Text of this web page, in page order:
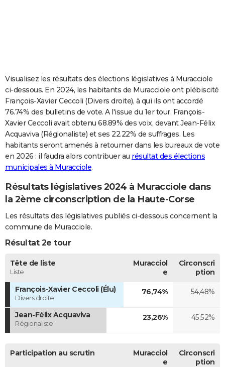
Carte de Noël
Carte Bonne année
Carte Saint-Valentin
Carte Pâques
Carte d'anniversaire
DICTIONNAIRE
Dictionnaire
Biographies
Citations
Expressions
Proverbes
PROGRAMME TV
COPAINS D'AVANT
S'inscrire
Se connecter
Lycées
Collèges
Primaires
Universités
Entreprises
Service militaire
Avis de recherche
AVIS DE DÉCÈS
Visualisez les résultats des élections législatives à Muracciole
ci-dessous. En 2024, les habitants de Muracciole ont plébiscité
François-Xavier Ceccoli (Divers droite), à qui ils ont accordé
76.74% des bulletins de vote. A l'issue du 1er tour, François-
Xavier Ceccoli avait obtenu 68.89% des voix, devant Jean-Félix
Acquaviva (Régionaliste) et ses 22.22% de suffrages. Les
habitants seront amenés à retourner dans les bureaux de vote
en 2026 : il faudra alors contribuer au résultat des élections
municipales à Muracciole.
Résultats législatives 2024 à Muracciole dans
la 2ème circonscription de la Haute-Corse
Les résultats des législatives publiés ci-dessous concernent la
commune de Muracciole.
Résultat 2e tour
Tête de liste
Liste
Muracciol
e
Circonscri
ption
François-Xavier Ceccoli (Élu)
Divers droite
76,74% 54,48%
Jean-Félix Acquaviva
Régionaliste
23,26% 45,52%
Participation au scrutin
Muracciol
e
Circonscri
ption